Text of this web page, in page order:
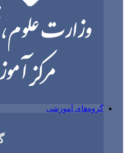
گروه‌های آموزشی